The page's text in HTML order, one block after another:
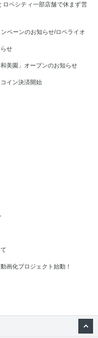
ペシティ一部店舗で休まず営
ペーンのお知らせ/ロペライオ
せ
美園」オープンのお知らせ
イン決済開始
画化プロジェクト始動！